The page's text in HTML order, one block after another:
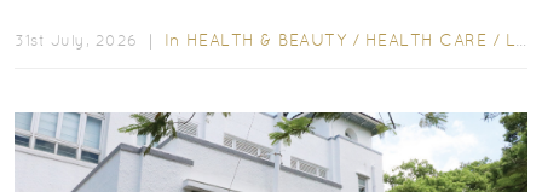
31st July, 2026 ｜ In HEALTH & BEAUTY / HEALTH CARE / LIFESTYLE